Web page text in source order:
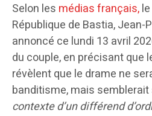
Selon les médias français,
République de Bastia, Jean-
annoncé ce lundi 13 avril
du couple, en précisant que
révèlent que le drame ne
banditisme, mais semblerait
contexte d’un différend